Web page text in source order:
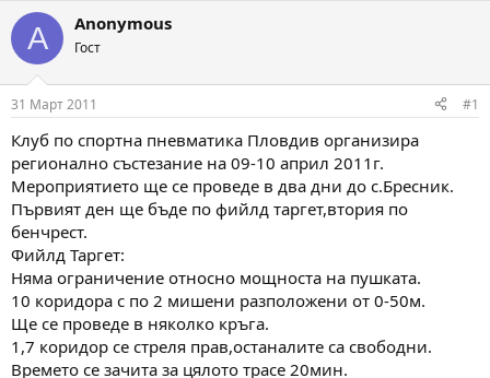
т
о
р
н
а
т
м
а
т
а
а
а
т
а
A Anonymous
Гост
31 Март 2011 #1
Клуб по спортна пневматика Пловдив организира
регионално състезание на 09-10 април 2011г.
Мероприятието ще се проведе в два дни до с.Бресник.
Първият ден ще бъде по фийлд таргет,втория по
бенчрест.
Фийлд Таргет:
Няма ограничение относно мощноста на пушката.
10 коридора с по 2 мишени разположени от 0-50м.
Ще се проведе в няколко кръга.
1,7 коридор се стреля прав,останалите са свободни.
Времето се зачита за цялото трасе 20мин.